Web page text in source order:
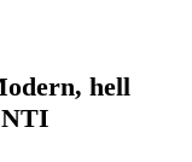
hell